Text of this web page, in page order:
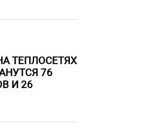
ТЕПЛОСЕТЯХ
76
И 26